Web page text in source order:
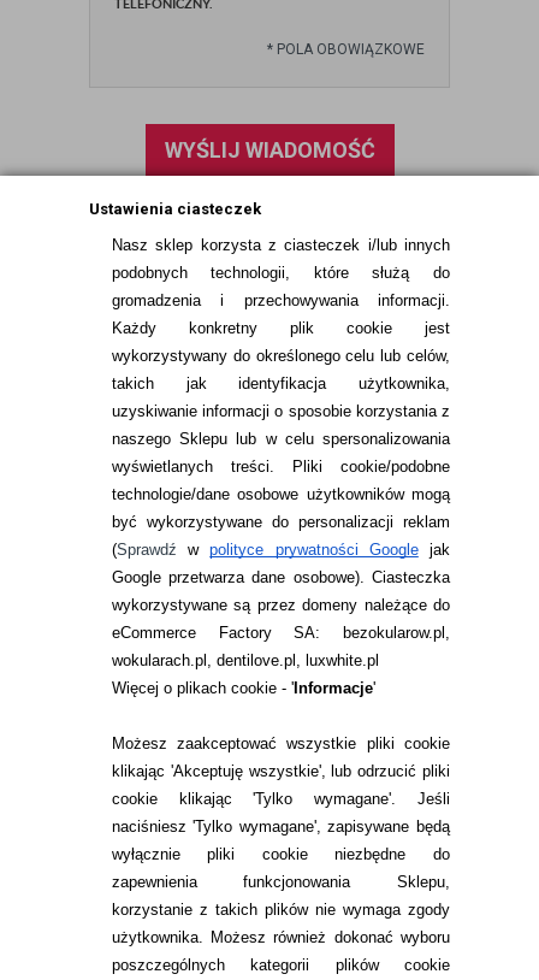
Ustawienia ciasteczek
Nasz sklep korzysta z ciasteczek i/lub innych
podobnych technologii, które służą do
gromadzenia i przechowywania informacji.
Każdy konkretny plik cookie jest
wykorzystywany do określonego celu lub celów,
takich jak identyfikacja użytkownika,
uzyskiwanie informacji o sposobie korzystania z
naszego Sklepu lub w celu spersonalizowania
wyświetlanych treści.
Pliki cookie/podobne
technologie/dane osobowe użytkowników mogą
być wykorzystywane do personalizacji reklam
(Sprawdźwpolityce prywatności Googlejak
Google przetwarza dane osobowe). Ciasteczka
wykorzystywane są przez domeny należące do
eCommerce Factory SA: bezokularow.pl,
wokularach.pl, dentilove.pl, luxwhite.pl
Więcej o plikach cookie - 'Informacje'
Możesz zaakceptować wszystkie pliki cookie
klikając 'Akceptuję wszystkie', lub odrzucić pliki
cookie klikając 'Tylko wymagane'. Jeśli
naciśniesz 'Tylko wymagane', zapisywane będą
wyłącznie pliki cookie niezbędne do
zapewnienia funkcjonowania Sklepu,
korzystanie z takich plików nie wymaga zgody
użytkownika. Możesz również dokonać wyboru
poszczególnych kategorii plików cookie
TELEFONICZNY.
* POLA OBOWIĄZKOWE
WYŚLIJ WIADOMOŚĆ
INFORMACJE KONTAKTOWE
JAK ZAMAWIAĆ?
ZWROTY I REKLAMACJA
WARUNKI ZAKUPÓW
RANKINGI SOCZEWEK
SOCZEWKI KOLOROWE
Zwrot (odstąpienie od umowy)
ZMIEŃ USTAWIENIA ZGODY NA CIASTECZKA
KONTAKT
telefon:
22 113 44 42
telefon: